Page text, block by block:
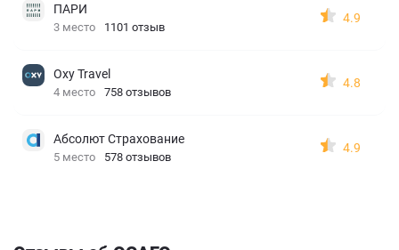
ПАРИ
3 место 1101 отзыв
4.9
Oxy Travel
4 место 758 отзывов
4.8
Абсолют Страхование
5 место 578 отзывов
4.9